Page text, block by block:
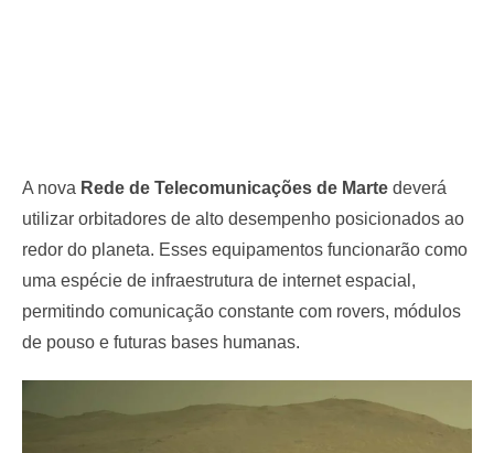
A nova Rede de Telecomunicações de Marte deverá
utilizar orbitadores de alto desempenho posicionados ao
redor do planeta. Esses equipamentos funcionarão como
uma espécie de infraestrutura de internet espacial,
permitindo comunicação constante com rovers, módulos
de pouso e futuras bases humanas.